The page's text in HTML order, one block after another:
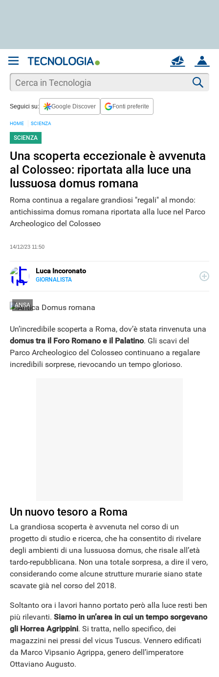
ACCOUNT
MAIL
Seguici su: Google Discover Fonti preferite
HOME SCIENZA
SCIENZA
Una scoperta eccezionale è avvenuta
al Colosseo: riportata alla luce una
lussuosa domus romana
Roma continua a regalare grandiosi "regali" al mondo:
antichissima domus romana riportata alla luce nel Parco
Archeologico del Colosseo
14/12/23 11:50
Luca Incoronato
GIORNALISTA
fisiche e online, così come in TV, come autore, giornalista
Scienza.
ANSA
Un’incredibile scoperta a Roma, dov’è stata rinvenuta una
domus tra il Foro Romano e il Palatino. Gli scavi del
Parco Archeologico del Colosseo continuano a regalare
incredibili sorprese, rievocando un tempo glorioso.
Un nuovo tesoro a Roma
La grandiosa scoperta è avvenuta nel corso di un
progetto di studio e ricerca, che ha consentito di rivelare
degli ambienti di una lussuosa domus, che risale all’età
tardo-repubblicana. Non una totale sorpresa, a dire il vero,
considerando come alcune strutture murarie siano state
scavate già nel corso del 2018.
Soltanto ora i lavori hanno portato però alla luce resti ben
più rilevanti. Siamo in un’area in cui un tempo sorgevano
gli Horrea Agrippini. Si tratta, nello specifico, dei
magazzini nei pressi del vicus Tuscus. Vennero edificati
da Marco Vipsanio Agrippa, genero dell’imperatore
Ottaviano Augusto.